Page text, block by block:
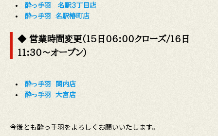
酔っ手羽 名駅3丁目店
酔っ手羽 名駅椿町店
◆ 営業時間変更（15日06:00クローズ/16日
11:30〜オープン）
酔っ手羽 関内店
酔っ手羽 大宮店
今後とも酔っ手羽をよろしくお願いいたします。